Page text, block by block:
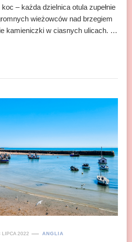
– każda dzielnica otula zupełnie
wieżowców nad brzegiem
kamieniczki w ciasnych ulicach. …
LIPCA 2022 ANGLIA